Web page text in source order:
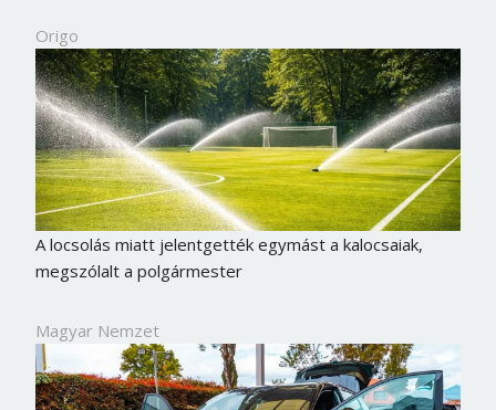
Origo
A locsolás miatt jelentgették egymást a kalocsaiak,
megszólalt a polgármester
Magyar Nemzet